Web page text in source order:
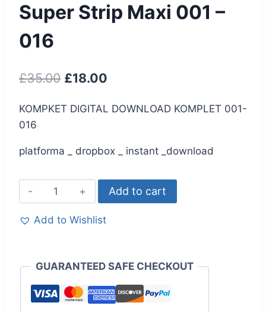
Super Strip Maxi 001 –
016
£35.00 £18.00
KOMPKET DIGITAL DOWNLOAD KOMPLET 001-
016
platforma _ dropbox _ instant _download
Add to cart
Add to Wishlist
GUARANTEED SAFE CHECKOUT